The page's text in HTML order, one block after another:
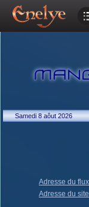
Samedi 8 aôut 2026
Adresse du
Adresse du site